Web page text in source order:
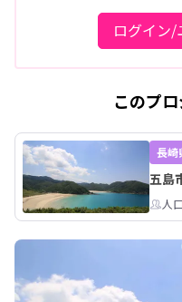
ログイン/
このプ
長崎
五島
人口